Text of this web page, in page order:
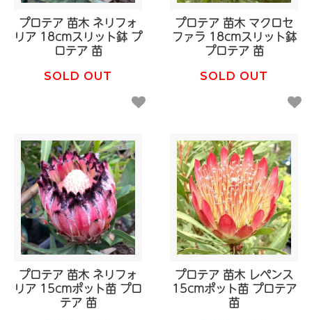
プロテア 苗木 ネリフォ
リア 18cmスリット鉢 プ
ロテア 苗
SOLD OUT
プロテア 苗木 マクロセ
ファラ 18cmスリット鉢
プロテア 苗
SOLD OUT
プロテア 苗木 ネリフォ
リア 15cmポット苗 プロ
テア 苗
プロテア 苗木 レペンス
15cmポット苗 プロテア
苗